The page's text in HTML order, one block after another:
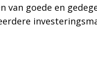
goede en